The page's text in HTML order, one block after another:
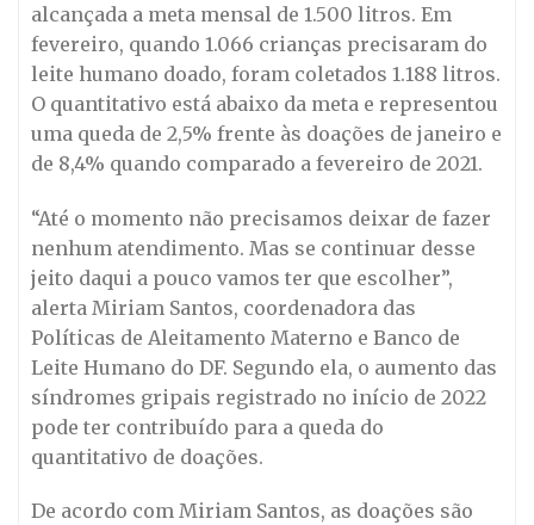
alcançada a meta mensal de 1.500 litros. Em
fevereiro, quando 1.066 crianças precisaram do
leite humano doado, foram coletados 1.188 litros.
O quantitativo está abaixo da meta e representou
uma queda de 2,5% frente às doações de janeiro e
de 8,4% quando comparado a fevereiro de 2021.
“Até o momento não precisamos deixar de fazer
nenhum atendimento. Mas se continuar desse
jeito daqui a pouco vamos ter que escolher”,
alerta Miriam Santos, coordenadora das
Políticas de Aleitamento Materno e Banco de
Leite Humano do DF. Segundo ela, o aumento das
síndromes gripais registrado no início de 2022
pode ter contribuído para a queda do
quantitativo de doações.
De acordo com Miriam Santos, as doações são